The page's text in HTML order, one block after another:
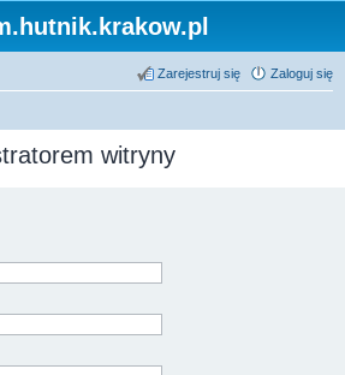
Zaloguj się
Zarejestruj się
witryny